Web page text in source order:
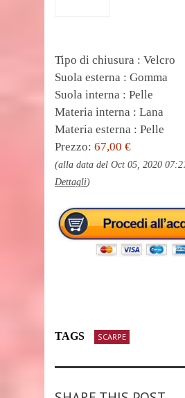
Tipo di chiusura : Velcro
Suola esterna : Gomma
Suola interna : Pelle
Materia interna : Lana
Materia esterna : Pelle
Prezzo: 67,00 €
(alla data del Oct 05, 2020
Dettagli)
TAGS SCARPE